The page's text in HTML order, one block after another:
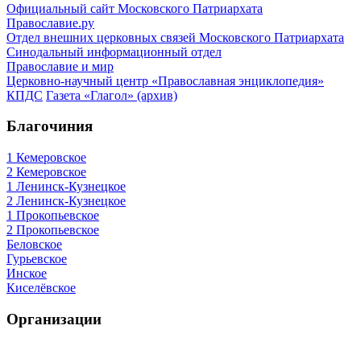
Официальный сайт Московского Патриархата
Православие.ру
Отдел внешних церковных связей Московского Патриархата
Синодальный информационный отдел
Православие и мир
Церковно-научный центр «Православная энциклопедия»
КПДС Газета «Глагол» (архив)
Благочиния
1 Кемеровское
2 Кемеровское
1 Ленинск-Кузнецкое
2 Ленинск-Кузнецкое
1 Прокопьевское
2 Прокопьевское
Беловское
Гурьевское
Инское
Киселёвское
Организации